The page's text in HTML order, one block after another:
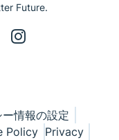
Future.
情報の設定
Policy Privacy